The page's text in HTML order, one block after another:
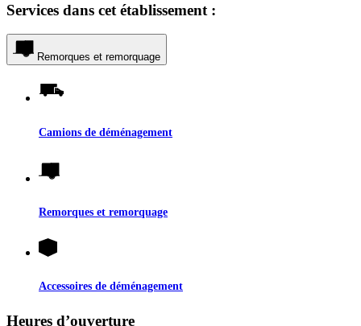
Services dans cet établissement :
Remorques et remorquage
Camions de déménagement
Remorques et remorquage
Accessoires de déménagement
Heures d’ouverture